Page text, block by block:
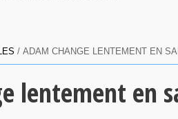
/ ADAM CHANGE LENTEMENT EN
lentement en